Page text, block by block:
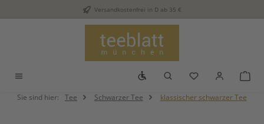
Zum Hauptinhalt springenVersandkostenfrei in D ab 35 €
Werkzeugleiste anzeigen
Du hast 0
Sie sind hier: Tee Schwarzer Tee klassischer schwarzer Tee